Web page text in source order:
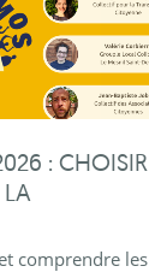
: CHOISIR
LA
comprendre les